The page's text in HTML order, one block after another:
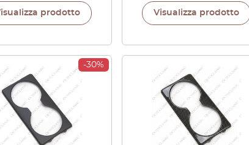
prodotto Visualizza prodotto
-30%